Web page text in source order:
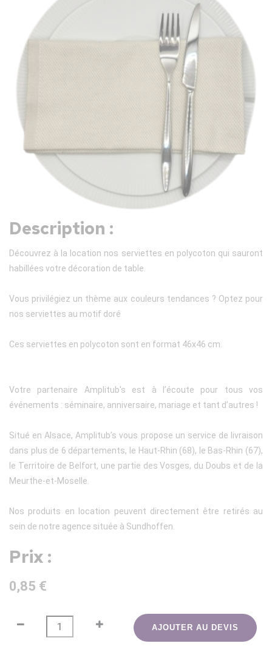
Description :
Découvrez à la location nos serviettes en polycoton qui sauront
habillées votre décoration de table.
Vous privilégiez un thème aux couleurs tendances ? Optez pour
nos serviettes au motif doré
Ces serviettes en polycoton sont en format 46x46 cm.
Votre partenaire Amplitub's est à l’écoute pour tous vos
événements : séminaire, anniversaire, mariage et tant d’autres !
Situé en Alsace, Amplitub’s vous propose un service de livraison
dans plus de 6 départements, le Haut-Rhin (68), le Bas-Rhin (67),
le Territoire de Belfort, une partie des Vosges, du Doubs et de la
Meurthe-et-Moselle.
Nos produits en location peuvent directement être retirés au
sein de notre agence située à Sundhoffen.
Prix :
0,85 €
AJOUTER AU DEVIS